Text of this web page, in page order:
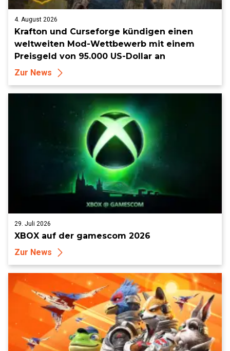
4. August 2026
Krafton und Curseforge kündigen einen
weltweiten Mod-Wettbewerb mit einem
Preisgeld von 95.000 US-Dollar an
Zur News
29. Juli 2026
XBOX auf der gamescom 2026
Zur News